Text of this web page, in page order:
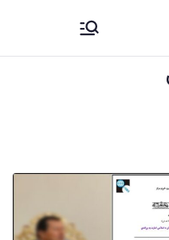
CSRS |
|
استراتیژيک و
دستراتېژیکو او
څېړنو مرکز